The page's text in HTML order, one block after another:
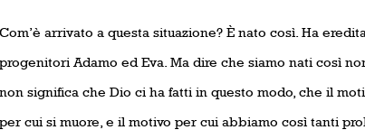
Com’è arrivato a questa situazione? È nato così. Ha
progenitori Adamo ed Eva. Ma dire che siamo nati così
non significa che Dio ci ha fatti in questo modo, che il
per cui si muore, e il motivo per cui abbiamo così tanti